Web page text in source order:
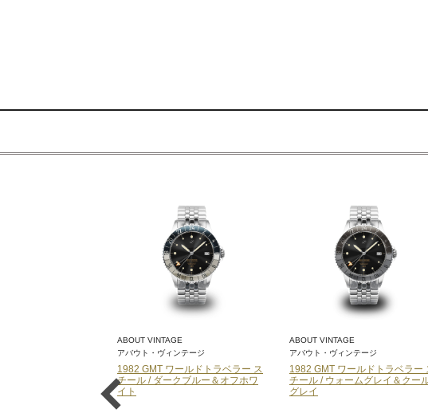
ABOUT VINTAGE
アバウト・ヴィンテージ
1982 GMT ワールドトラベラー ス
チール / ダークブルー＆オフホワ
イト
ABOUT VINTAGE
アバウト・ヴィンテージ
1982 GMT ワールドトラベラー
チール / ウォームグレイ＆クー
グレイ